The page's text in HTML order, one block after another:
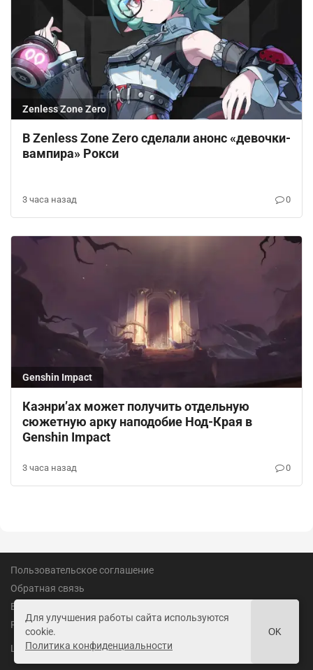
Zenless Zone Zero
В Zenless Zone Zero сделали анонс «девочки-
вампира» Рокси
3 часа назад 0
Genshin Impact
Каэнри’ах может получить отдельную
сюжетную арку наподобие Нод-Края в
Genshin Impact
3 часа назад 0
Для улучшения работы сайта используются
cookie.
Политика конфиденциальности
OK
Пользовательское соглашение
Обратная связь
Вакансии
Реклама
LandofGames.ru©2026 18+